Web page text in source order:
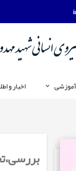
اخبار و